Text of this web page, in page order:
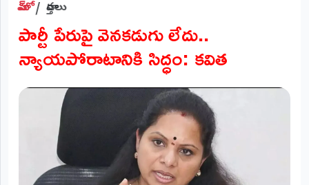
STREAMING
లైవ్
టీవీ
(Live
రేడియో
(Live
Radio)
హోమ్ వార్తలు
పార్టీ పేరుపై వెనకడుగు లేదు..
న్యాయపోరాటానికి సిద్ధం: కవిత